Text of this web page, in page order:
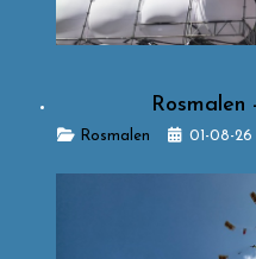
Rosmalen
DetailsRosmalen 01-08-26